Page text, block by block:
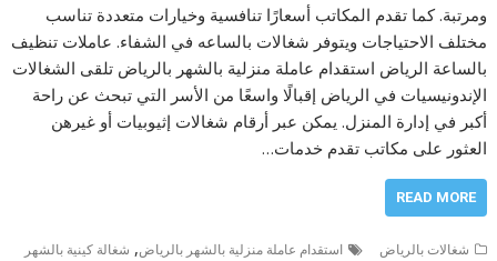
ومرتبة. كما تقدم المكاتب أسعارًا تنافسية وخيارات متعددة تناسب
مختلف الاحتياجات ويتوفر شغالات بالساعه في الشفاء. عاملات تنظيف
بالساعة الرياض استقدام عاملة منزلية بالشهر بالرياض تلقى الشغالات
الإندونيسيات في الرياض إقبالًا واسعًا من الأسر التي تبحث عن راحة
أكبر في إدارة المنزل. يمكن عبر أرقام شغالات إثيوبيات أو غيرهن
العثور على مكاتب تقدم خدمات…
READ MORE
شغالات بالرياض استقدام عاملة منزلية بالشهر بالرياض, شغالة كينية بالشهر